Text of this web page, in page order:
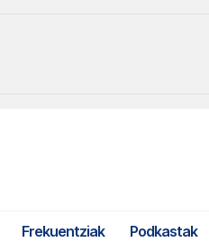
Frekuentziak Podkastak